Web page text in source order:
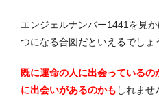
エンジェルナンバー1441を見
つになる合図だといえるでしょ
既に運命の人に出会っている
に出会いがあるのかも しれませ